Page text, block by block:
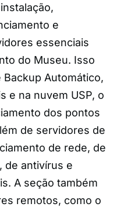
e
essenciais
do Museu. Isso
Automático,
e na nuvem USP, o
dos pontos
de servidores de
de rede, de
de antivírus e
A seção também
remotos, como o